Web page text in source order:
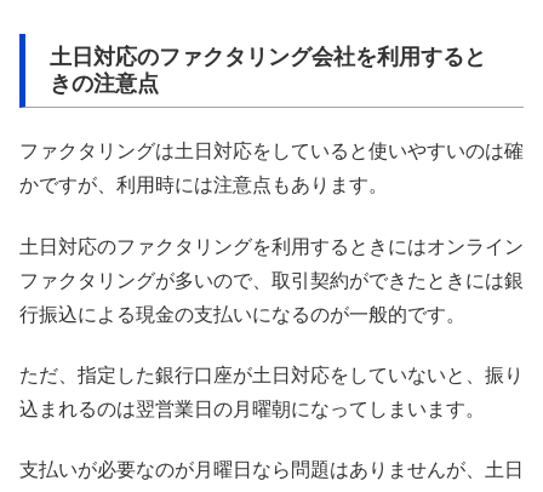
土日対応のファクタリング会社を利用すると
きの注意点
ファクタリングは土日対応をしていると使いやすいのは確
かですが、利用時には注意点もあります。
土日対応のファクタリングを利用するときにはオンライン
ファクタリングが多いので、取引契約ができたときには銀
行振込による現金の支払いになるのが一般的です。
ただ、指定した銀行口座が土日対応をしていないと、振り
込まれるのは翌営業日の月曜朝になってしまいます。
支払いが必要なのが月曜日なら問題はありませんが、土日